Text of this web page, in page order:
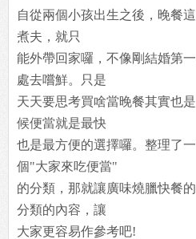
自從兩個小孩出生之後，晚餐
煮夫，就只
能外帶回家囉，不像剛結婚第
處去嚐鮮。只是
天天要思考買啥當晚餐其實也
候便當就是最快
也是最方便的選擇囉。整理了
個"大家來吃便當"
的分類，那就讓廣味燒臘快餐
分類的內容，讓
大家更容易作參考吧!